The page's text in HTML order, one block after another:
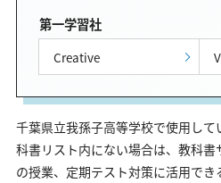
第一学習社
Creative
千葉県立我孫子高等学校で使用し
科書リスト内にない場合は、教科
の授業、定期テスト対策に活用で